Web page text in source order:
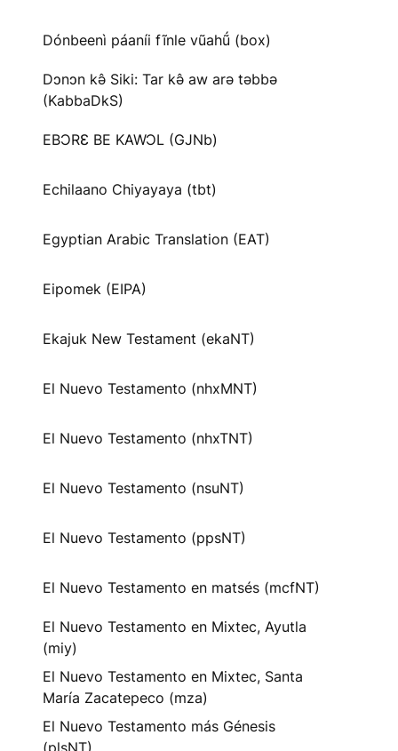
Dónbeenì páaníi fĩnle vũahṹ (box)
Dɔnɔn kə̂ Siki: Tar kə̂ aw arə təbbə
(KabbaDkS)
EBƆRƐ BE KAWƆL (GJNb)
Echilaano Chiyayaya (tbt)
Egyptian Arabic Translation (EAT)
Eipomek (EIPA)
Ekajuk New Testament (ekaNT)
El Nuevo Testamento (nhxMNT)
El Nuevo Testamento (nhxTNT)
El Nuevo Testamento (nsuNT)
El Nuevo Testamento (ppsNT)
El Nuevo Testamento en matsés (mcfNT)
El Nuevo Testamento en Mixtec, Ayutla
(miy)
El Nuevo Testamento en Mixtec, Santa
María Zacatepeco (mza)
El Nuevo Testamento más Génesis
(plsNT)